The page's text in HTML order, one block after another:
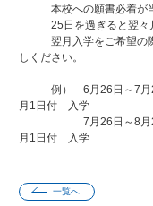
本校への願書必着が当
25日を過ぎると翌々月
翌月入学をご希望の際
しください。
例） 6月26日～7月25
月1日付 入学
7月26日～8月25日
月1日付 入学
一覧へ